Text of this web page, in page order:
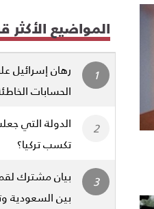
المواضيع الأكثر
رهان إسرائيل
الحسابات
الدولة التي
تكسب تركيا؟
بيان مشترك
بين السعودية